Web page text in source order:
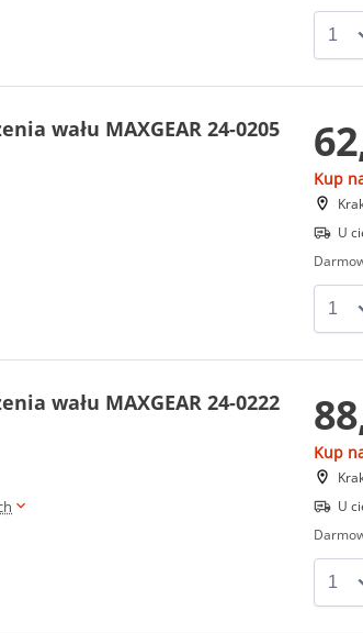
wału MAXGEAR 24-0205
Kup
U
wału MAXGEAR 24-0222
Kup
U